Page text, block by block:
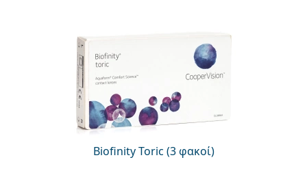
Biofinity Toric (3 φακοί)